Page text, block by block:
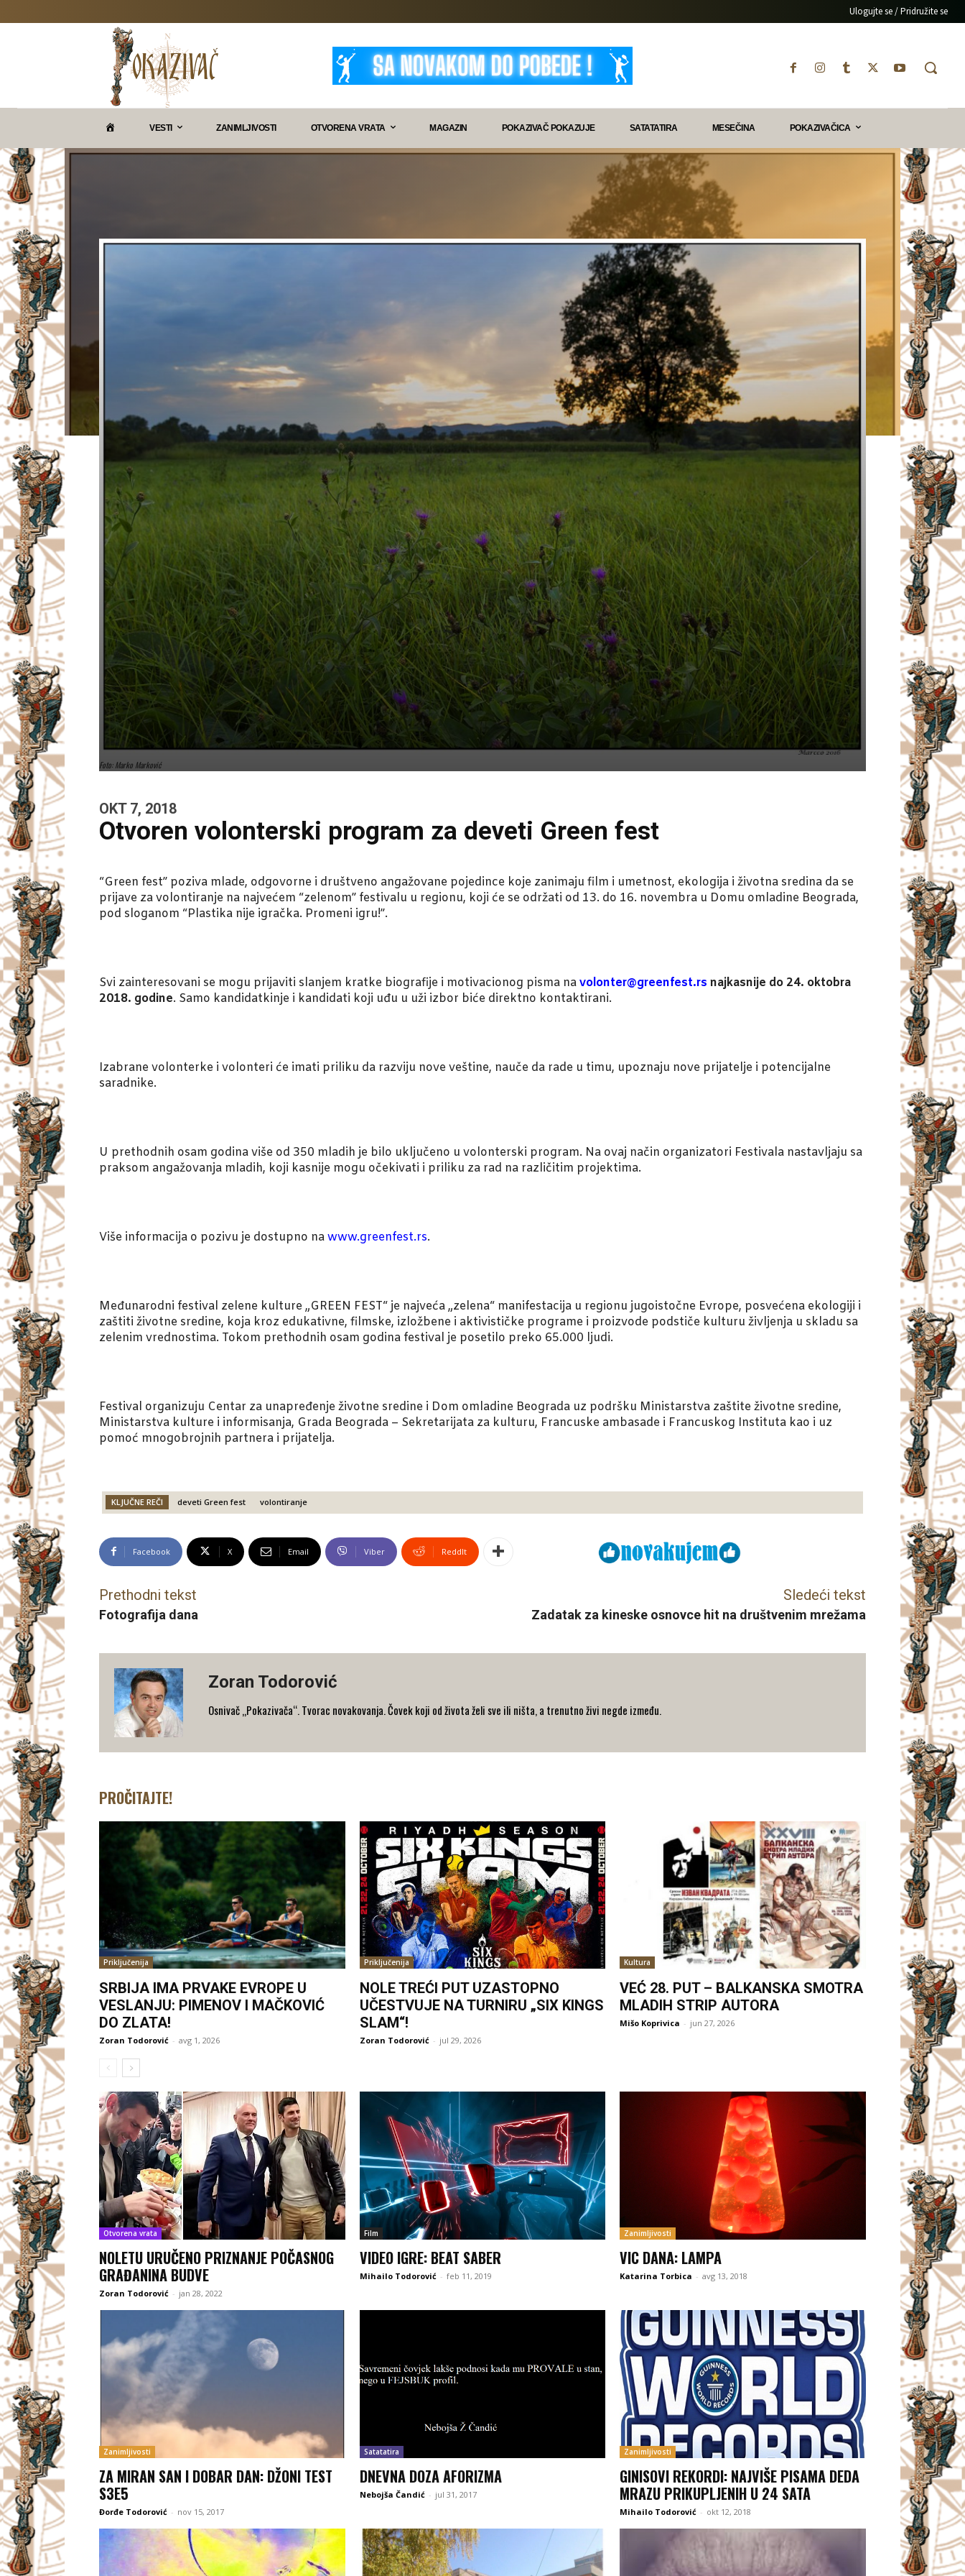
Ulogujte se / Pridružite se
A
VESTI ZANIMLJIVOSTI OTVORENA VRATA MAGAZIN POKAZIVAČ POKAZUJE SATATATIRA MESEČINA POKAZIVAČICA
Foto: Marko Marković
OKT 7, 2018
Otvoren volonterski program za deveti Green fest
“Green fest” poziva mlade, odgovorne i društveno angažovane pojedince koje zanimaju film i umetnost, ekologija i životna sredina da se
prijave za volontiranje na najvećem “zelenom” festivalu u regionu, koji će se održati od 13. do 16. novembra u Domu omladine Beograda,
pod sloganom “Plastika nije igračka. Promeni igru!”.
Svi zainteresovani se mogu prijaviti slanjem kratke biografije i motivacionog pisma navolonter@greenfest.rs najkasnije do 24. oktobra
2018. godine. Samo kandidatkinje i kandidati koji uđu u uži izbor biće direktno kontaktirani.
Izabrane volonterke i volonteri će imati priliku da razviju nove veštine, nauče da rade u timu, upoznaju nove prijatelje i potencijalne
saradnike.
U prethodnih osam godina više od 350 mladih je bilo uključeno u volonterski program. Na ovaj način organizatori Festivala nastavljaju sa
praksom angažovanja mladih, koji kasnije mogu očekivati i priliku za rad na različitim projektima.
Više informacija o pozivu je dostupno nawww.greenfest.rs.
Međunarodni festival zelene kulture „GREEN FEST“ je najveća „zelena“ manifestacija u regionu jugoistočne Evrope, posvećena ekologiji i
zaštiti životne sredine, koja kroz edukativne, filmske, izložbene i aktivističke programe i proizvode podstiče kulturu življenja u skladu sa
zelenim vrednostima. Tokom prethodnih osam godina festival je posetilo preko 65.000 ljudi.
Festival organizuju Centar za unapređenje životne sredine i Dom omladine Beograda uz podršku Ministarstva zaštite životne sredine,
Ministarstva kulture i informisanja, Grada Beograda – Sekretarijata za kulturu, Francuske ambasade i Francuskog Instituta kao i uz
pomoć mnogobrojnih partnera i prijatelja.
KLJUČNE REČI deveti Green fest volontiranje
Facebook X Email Viber ReddIt
Prethodni tekst
Fotografija dana
Sledeći tekst
Zadatak za kineske osnovce hit na društvenim mrežama
Zoran Todorović
Osnivač „Pokazivača“. Tvorac novakovanja. Čovek koji od života želi sve ili ništa, a trenutno živi negde između.
PROČITAJTE!
Priključenija
SRBIJA IMA PRVAKE EVROPE U
VESLANJU: PIMENOV I MAČKOVIĆ
DO ZLATA!
Zoran Todorović - avg 1, 2026
Priključenija
NOLE TREĆI PUT UZASTOPNO
UČESTVUJE NA TURNIRU „SIX KINGS
SLAM“!
Zoran Todorović - jul 29, 2026
Kultura
VEĆ 28. PUT – BALKANSKA SMOTRA
MLADIH STRIP AUTORA
Mišo Koprivica - jun 27, 2026
Otvorena vrata
NOLETU URUČENO PRIZNANJE POČASNOG
GRAĐANINA BUDVE
Zoran Todorović - jan 28, 2022
Film
VIDEO IGRE: BEAT SABER
Mihailo Todorović - feb 11, 2019
Zanimljivosti
VIC DANA: LAMPA
Katarina Torbica - avg 13, 2018
Zanimljivosti
ZA MIRAN SAN I DOBAR DAN: DŽONI TEST
S3E5
Đorđe Todorović - nov 15, 2017
Satatatira
DNEVNA DOZA AFORIZMA
Nebojša Čandić - jul 31, 2017
Zanimljivosti
GINISOVI REKORDI: NAJVIŠE PISAMA DEDA
MRAZU PRIKUPLJENIH U 24 SATA
Mihailo Todorović - okt 12, 2018